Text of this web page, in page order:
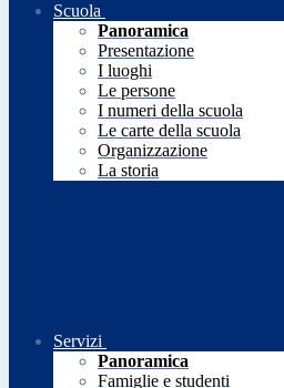
Scuola
Panoramica
Presentazione
I luoghi
Le persone
I numeri della scuola
Le carte della scuola
Organizzazione
La storia
Servizi
Panoramica
Famiglie e studenti